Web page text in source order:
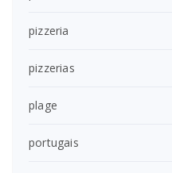
pizzeria
pizzerias
plage
portugais